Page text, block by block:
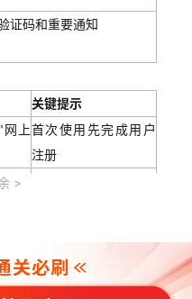
证码和重要通知
关键提示
网上首次使用先完成用户
注册
消
地选择
信息务必与证明材料一致